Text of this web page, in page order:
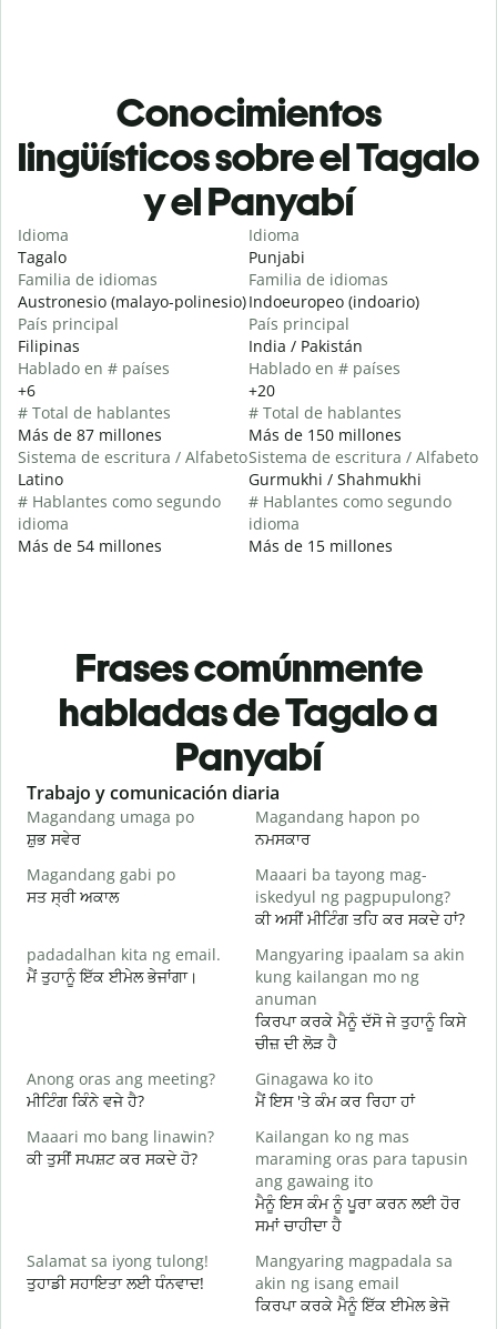
Conocimientos
lingüísticos sobre el Tagalo
y el Panyabí
Idioma
Tagalo
Familia de idiomas
Austronesio (malayo-polinesio)
País principal
Filipinas
Hablado en # países
+6
# Total de hablantes
Más de 87 millones
Sistema de escritura / Alfabeto
Latino
# Hablantes como segundo
idioma
Más de 54 millones
Idioma
Punjabi
Familia de idiomas
Indoeuropeo (indoario)
País principal
India / Pakistán
Hablado en # países
+20
# Total de hablantes
Más de 150 millones
Sistema de escritura / Alfabeto
Gurmukhi / Shahmukhi
# Hablantes como segundo
idioma
Más de 15 millones
Frases comúnmente
habladas de Tagalo a
Panyabí
Slide 1 of 6
Trabajo y comunicación diaria
Magandang umaga po
ਸ਼ੁਭ ਸਵੇਰ
Magandang hapon po
ਨਮਸਕਾਰ
Magandang gabi po
ਸਤ ਸ੍ਰੀ ਅਕਾਲ
Maaari ba tayong mag-
iskedyul ng pagpupulong?
ਕੀ ਅਸੀਂ ਮੀਟਿੰਗ ਤਹਿ ਕਰ ਸਕਦੇ ਹਾਂ?
padadalhan kita ng email.
ਮੈਂ ਤੁਹਾਨੂੰ ਇੱਕ ਈਮੇਲ ਭੇਜਾਂਗਾ।
Mangyaring ipaalam sa akin
kung kailangan mo ng
anuman
ਕਿਰਪਾ ਕਰਕੇ ਮੈਨੂੰ ਦੱਸੋ ਜੇ ਤੁਹਾਨੂੰ ਕਿਸੇ
ਚੀਜ਼ ਦੀ ਲੋੜ ਹੈ
Anong oras ang meeting?
ਮੀਟਿੰਗ ਕਿੰਨੇ ਵਜੇ ਹੈ?
Ginagawa ko ito
ਮੈਂ ਇਸ 'ਤੇ ਕੰਮ ਕਰ ਰਿਹਾ ਹਾਂ
Maaari mo bang linawin?
ਕੀ ਤੁਸੀਂ ਸਪਸ਼ਟ ਕਰ ਸਕਦੇ ਹੋ?
Kailangan ko ng mas
maraming oras para tapusin
ang gawaing ito
ਮੈਨੂੰ ਇਸ ਕੰਮ ਨੂੰ ਪੂਰਾ ਕਰਨ ਲਈ ਹੋਰ
ਸਮਾਂ ਚਾਹੀਦਾ ਹੈ
Salamat sa iyong tulong!
ਤੁਹਾਡੀ ਸਹਾਇਤਾ ਲਈ ਧੰਨਵਾਦ!
Mangyaring magpadala sa
akin ng isang email
ਕਿਰਪਾ ਕਰਕੇ ਮੈਨੂੰ ਇੱਕ ਈਮੇਲ ਭੇਜੋ